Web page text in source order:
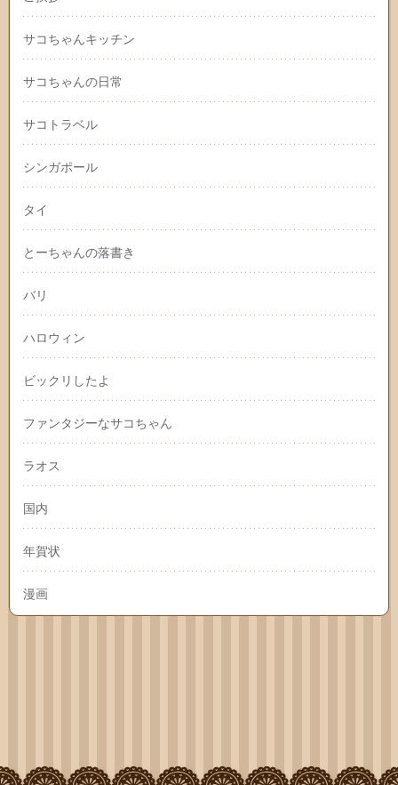
サコちゃんキッチン
サコちゃんの日常
サコトラベル
シンガポール
タイ
とーちゃんの落書き
バリ
ハロウィン
ビックリしたよ
ファンタジーなサコちゃん
ラオス
国内
年賀状
漫画